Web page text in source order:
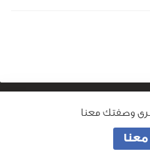
وصفتك معنا
وصفة ماما